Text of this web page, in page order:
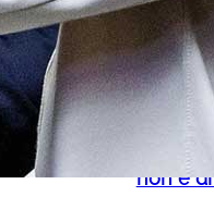
Social,
non è